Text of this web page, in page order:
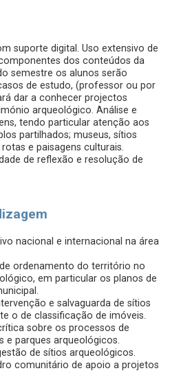
suporte digital. Uso extensivo de
dos conteúdos da
semestre os alunos serão
de estudo, (professor ou por
dar a conhecer projectos
arqueológico. Análise e
tendo particular atenção aos
partilhados; museus, sítios
e paisagens culturais.
de reflexão e resolução de
nacional e internacional na área
ordenamento do território no
em particular os planos de
e salvaguarda de sítios
o de classificação de imóveis.
sobre os processos de
e parques arqueológicos.
de sítios arqueológicos.
comunitário de apoio a projetos